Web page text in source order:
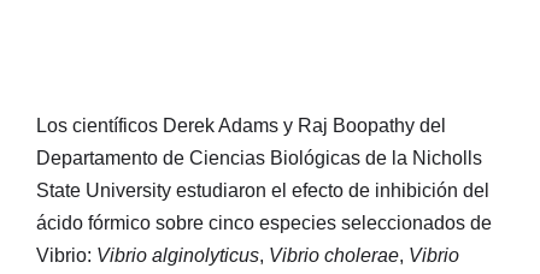
Los científicos Derek Adams y Raj Boopathy del
Departamento de Ciencias Biológicas de la Nicholls
State University estudiaron el efecto de inhibición del
ácido fórmico sobre cinco especies seleccionados de
Vibrio: Vibrio alginolyticus, Vibrio cholerae, Vibrio